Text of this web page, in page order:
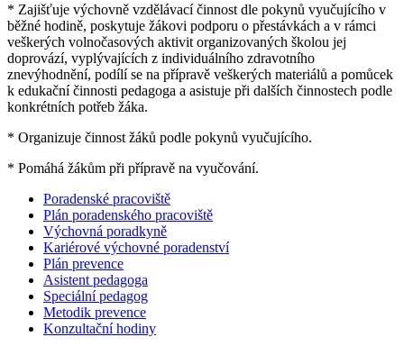
* Zajišťuje výchovně vzdělávací činnost dle pokynů vyučujícího v
běžné hodině, poskytuje žákovi podporu o přestávkách a v rámci
veškerých volnočasových aktivit organizovaných školou jej
doprovází, vyplývajících z individuálního zdravotního
znevýhodnění, podílí se na přípravě veškerých materiálů a pomůcek
k edukační činnosti pedagoga a asistuje při dalších činnostech podle
konkrétních potřeb žáka.
* Organizuje činnost žáků podle pokynů vyučujícího.
* Pomáhá žákům při přípravě na vyučování.
Poradenské pracoviště
Plán poradenského pracoviště
Výchovná poradkyně
Kariérové výchovné poradenství
Plán prevence
Asistent pedagoga
Speciální pedagog
Metodik prevence
Konzultační hodiny